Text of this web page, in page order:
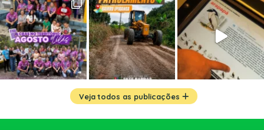
Veja todos as publicações